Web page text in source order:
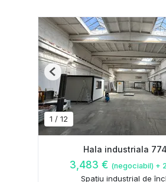
1 / 12
Previous
Hala industriala
3,483 € (negociabil) +
Spațiu industrial de